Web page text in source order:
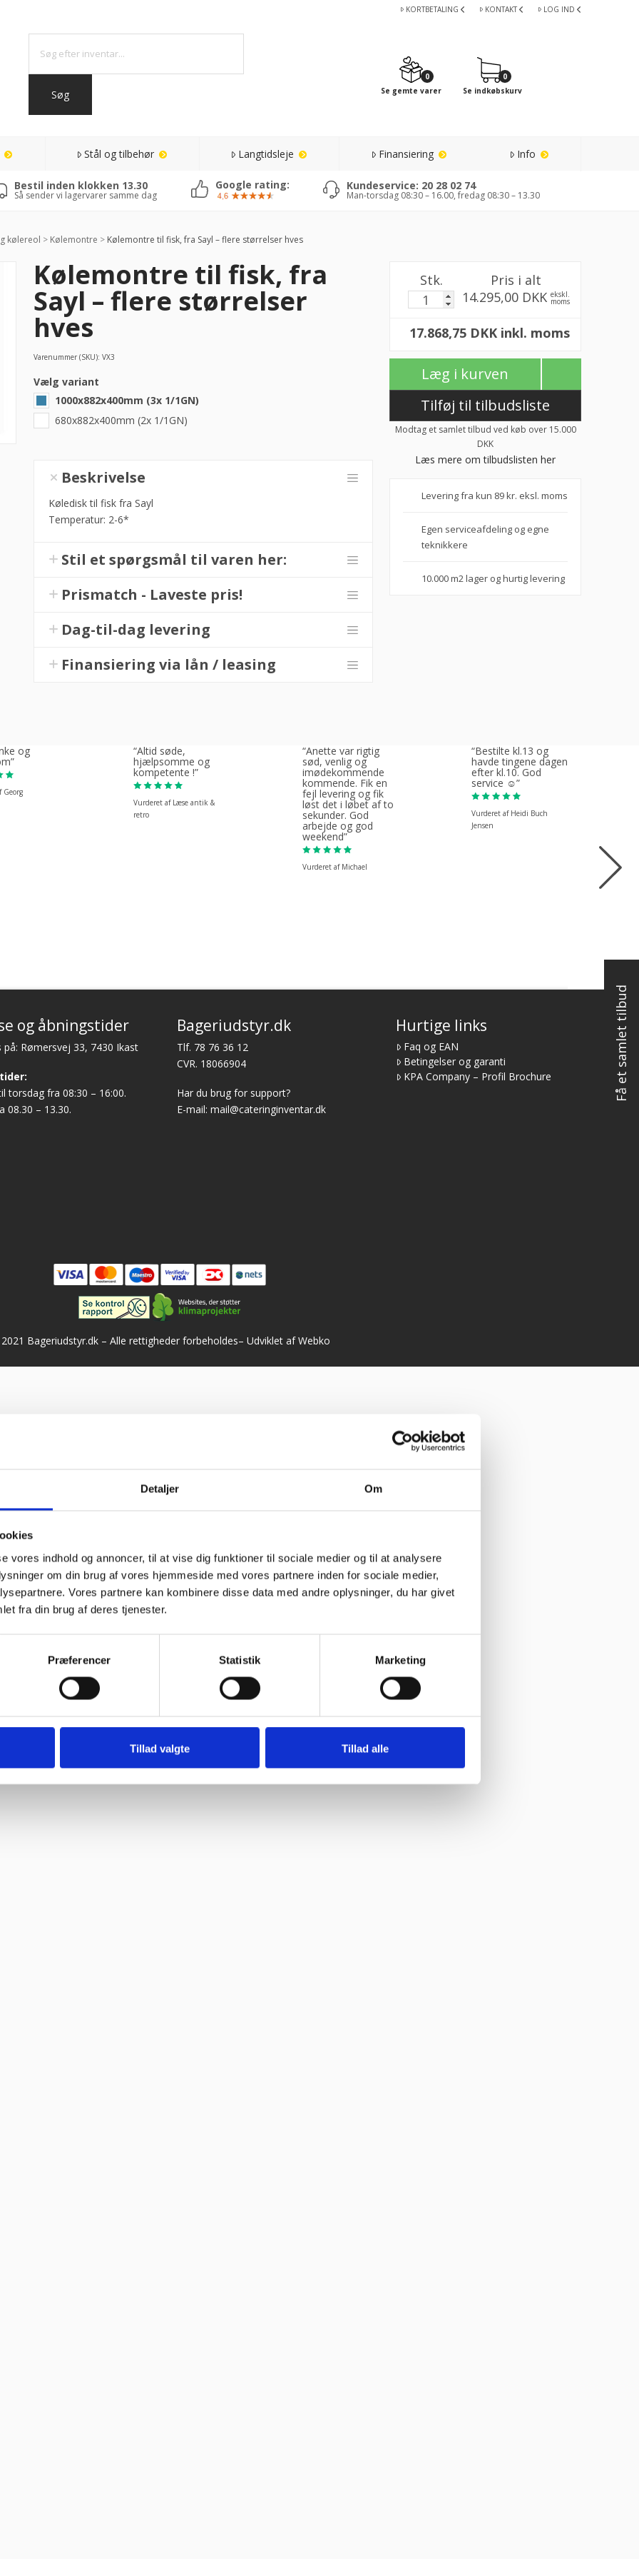
Detaljer Om
vores indhold og annoncer, til at vise dig funktioner til sociale medier og til at analysere
om din brug af vores hjemmeside med vores partnere inden for sociale medier,
Vores partnere kan kombinere disse data med andre oplysninger, du har givet
fra din brug af deres tjenester.
Præferencer Statistik Marketing
Tillad valgte Tillad alle
KORTBETALING KONTAKT LOG IND
0
Se gemte varer
0
Se indkøbskurv
Stål og tilbehør Langtidsleje Finansiering Info
Bestil inden klokken 13.30
Så sender vi lagervarer samme dag
Google rating: Kundeservice: 20 28 02 74
Man-torsdag 08:30 – 16.00, fredag 08:30 – 13.30
kølereol > Kølemontre >Kølemontre til fisk, fra Sayl – flere størrelser hves
Kølemontre til fisk, fra
Sayl – flere størrelser
hves
Varenummer (SKU): VX3
Vælg variant
1000x882x400mm (3x 1/1GN)
680x882x400mm (2x 1/1GN)
fisk,
flere
hves
Beskrivelse
Køledisk til fisk fra Sayl
Temperatur: 2-6*
Stil et spørgsmål til varen her:
Prismatch - Laveste pris!
Dag-til-dag levering
Finansiering via lån / leasing
Stk.
Pris i alt
14.295,00 DKK ekskl.
moms
17.868,75 DKK inkl. moms
Læg i kurven
Tilføj til tilbudsliste
Modtag et samlet tilbud ved køb over 15.000
DKK
Læs mere om tilbudslisten her
Levering fra kun 89 kr. eksl. moms
Egen serviceafdeling og egne
teknikkere
10.000 m2 lager og hurtig levering
og
Georg
“Altid søde,
hjælpsomme og
kompetente !”
Vurderet af Læse antik &
retro
“Anette var rigtig
sød, venlig og
imødekommende
kommende. Fik en
fejl levering og fik
løst det i løbet af to
sekunder. God
arbejde og god
weekend”
Vurderet af Michael
“Bestilte kl.13 og
havde tingene dagen
efter kl.10. God
service ☺”
Vurderet af Heidi Buch
Jensen
og åbningstider
på: Rømersvej 33, 7430 Ikast
torsdag fra 08:30 – 16:00.
08.30 – 13.30.
Bageriudstyr.dk
Tlf. 78 76 36 12
CVR. 18066904
Har du brug for support?
E-mail: mail@cateringinventar.dk
Hurtige links
Faq og EAN
Betingelser og garanti
KPA Company – Profil Brochure
Bageriudstyr.dk – Alle rettigheder forbeholdes– Udviklet af Webko
Få et samlet tilbud